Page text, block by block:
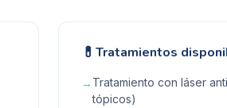
💊 Tratamientos
→ Tratamiento con láser
tópicos)